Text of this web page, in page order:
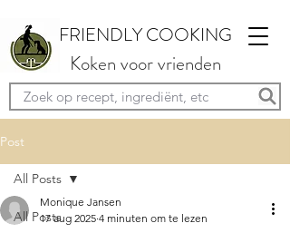
FRIENDLY COOKING
Koken voor vrienden
Post
All Posts
All Posts
Monique Jansen
17 aug 2025 4 minuten om te lezen